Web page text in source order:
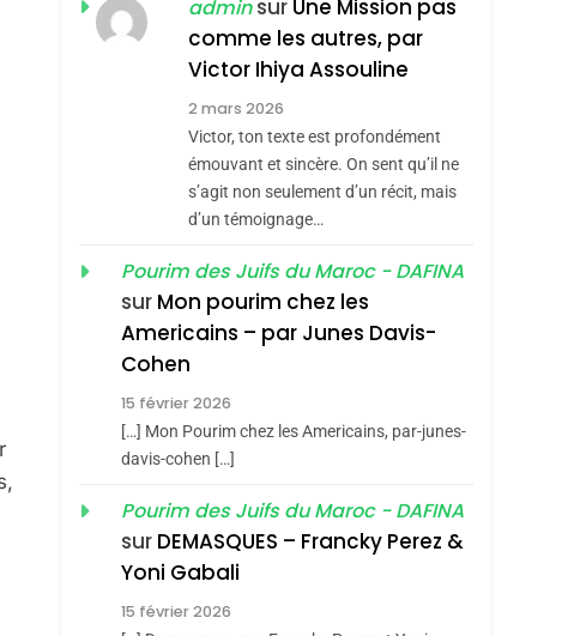
REVENDIQUE MA
JUDAÏTE Par Thérèse
Zrihen-Dvir
CE QUI NOUS
MANQUE – Jacques
Hadida
JUDAISME
Maroc : Les Amandes
De Tafraout, Le Miel
De Tadla Azilal
Consacrés Produits
Du Terroir
DAFINA MAROC
Oeil Ravageur –
2
Dis Guerre»: La
Nouvelle Chanson De
Boy George
ISRAÉL JUDAISME
adminsur Une Mission pas
comme les autres, par
Victor Ihiya Assouline
2 mars 2026
Victor, ton texte est profondément
émouvant et sincère. On sent qu’il ne
s’agit non seulement d’un récit, mais
d’un témoignage…
Pourim des Juifs du Maroc - DAFINA
sur Mon pourim chez les
Americains – par Junes Davis-
Cohen
15 février 2026
[…] Mon Pourim chez les Americains, par-junes-
davis-cohen […]
Pourim des Juifs du Maroc - DAFINA
sur DEMASQUES – Francky Perez &
Yoni Gabali
15 février 2026
Thérèse Zrihen-